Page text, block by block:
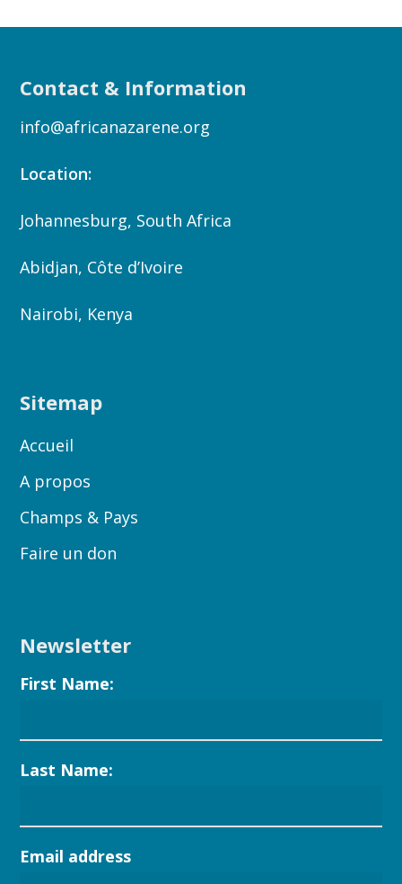
Contact & Information
info@africanazarene.org
Location:
Johannesburg, South Africa
Abidjan, Côte d’Ivoire
Nairobi, Kenya
Sitemap
Accueil
A propos
Champs & Pays
Faire un don
Newsletter
First Name:
Last Name:
Email address